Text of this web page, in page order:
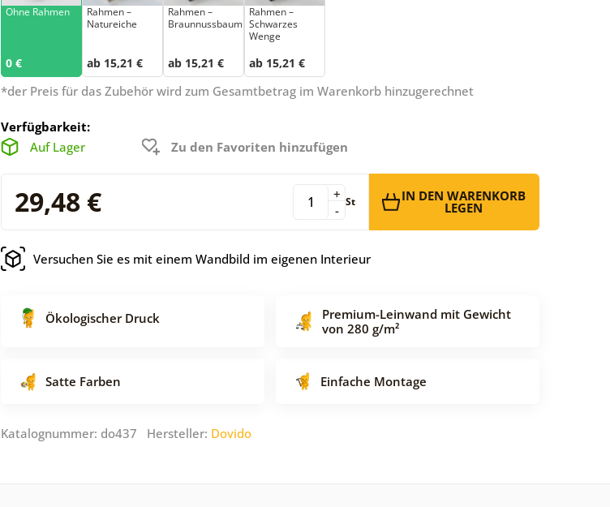
Ohne Rahmen
0 €
Rahmen –
Natureiche
ab 15,21 €
Rahmen –
Braunnussbaum
ab 15,21 €
Rahmen –
Schwarzes
Wenge
ab 15,21 €
*der Preis für das Zubehör wird zum Gesamtbetrag im Warenkorb hinzugerechnet
Verfügbarkeit:
Auf Lager
Zu den Favoriten hinzufügen
29,48 € -
+ St IN DEN WARENKORB
LEGEN
Versuchen Sie es mit einem Wandbild im eigenen Interieur
Ökologischer Druck
Premium-Leinwand mit Gewicht
von 280 g/m²
Satte Farben Einfache Montage
Katalognummer: do437 Hersteller: Dovido